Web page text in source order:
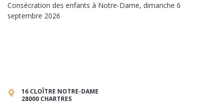
Consécration des enfants à Notre-Dame, dimanche 6
septembre 2026
16 CLOÎTRE NOTRE-DAME
28000 CHARTRES